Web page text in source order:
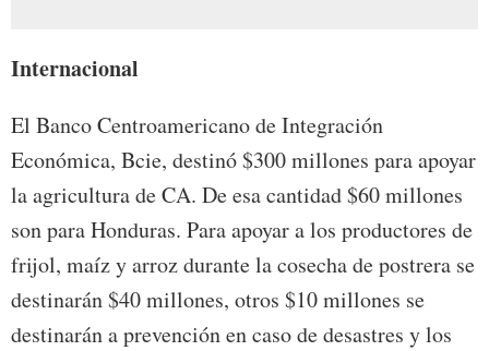
Internacional
El Banco Centroamericano de Integración
Económica, Bcie, destinó $300 millones para apoyar
la agricultura de CA. De esa cantidad $60 millones
son para Honduras. Para apoyar a los productores de
frijol, maíz y arroz durante la cosecha de postrera se
destinarán $40 millones, otros $10 millones se
destinarán a prevención en caso de desastres y los